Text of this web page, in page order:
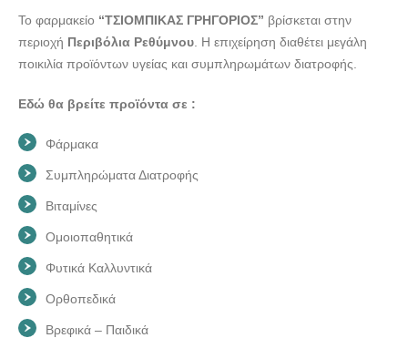
ΦΑΡΜΑΚΕΙΟ ΠΕΡΙΒΟΛΙΑ ΡΕΘΥΜΝΟ | ΤΣΙΟΜΠΙΚΑΣ
ΓΡΗΓΟΡΙΟΣ --- doctors4u.gr
Το φαρμακείο “ΤΣΙΟΜΠΙΚΑΣ ΓΡΗΓΟΡΙΟΣ” βρίσκεται στην
περιοχή Περιβόλια Ρεθύμνου . Η επιχείρηση διαθέτει μεγάλη
ποικιλία προϊόντων υγείας και συμπληρωμάτων διατροφής.
Εδώ θα βρείτε προϊόντα σε :
Φάρμακα
Συμπληρώματα Διατροφής
Βιταμίνες
Ομοιοπαθητικά
Φυτικά Καλλυντικά
Ορθοπεδικά
Βρεφικά – Παιδικά